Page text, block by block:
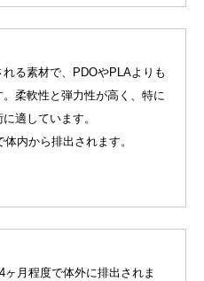
る素材で、PDOやPLAよりも
柔軟性と弾力性が高く、特に
適しています。
内から排出されます。
月程度で体外に排出されま